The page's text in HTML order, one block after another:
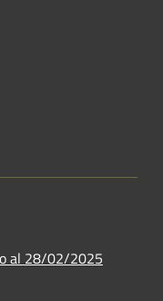
al 28/02/2025